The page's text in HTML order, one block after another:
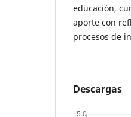
educación,
aporte con
procesos de
Descargas